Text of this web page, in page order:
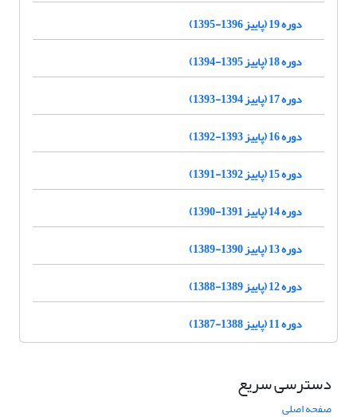
دوره 19 (پاییز 1396-1395)
دوره 18 (پاییز 1395-1394)
دوره 17 (پاییز 1394-1393)
دوره 16 (پاییز 1393-1392)
دوره 15 (پاییز 1392-1391)
دوره 14 (پاییز 1391-1390)
دوره 13 (پاییز 1390-1389)
دوره 12 (پاییز 1389-1388)
دوره 11 (پاییز 1388-1387)
دسترسی سریع
صفحه اصلی